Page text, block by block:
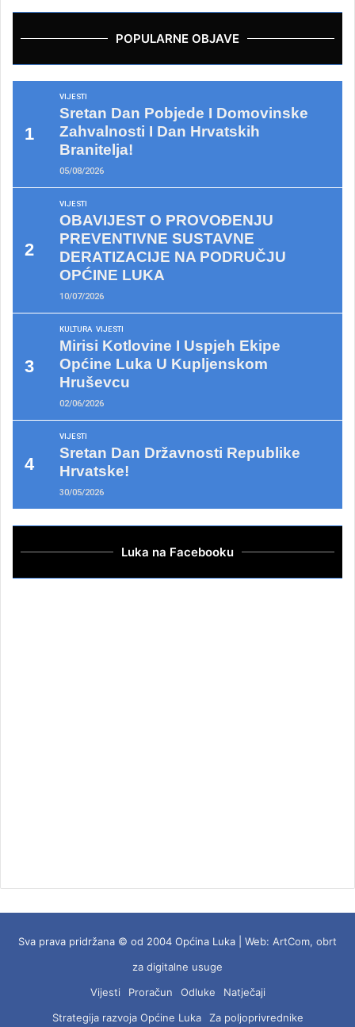
POPULARNE OBJAVE
VIJESTI
Sretan Dan Pobjede I Domovinske
Zahvalnosti I Dan Hrvatskih
Branitelja!
05/08/2026
VIJESTI
OBAVIJEST O PROVOĐENJU
PREVENTIVNE SUSTAVNE
DERATIZACIJE NA PODRUČJU
OPĆINE LUKA
10/07/2026
KULTURA VIJESTI
Mirisi Kotlovine I Uspjeh Ekipe
Općine Luka U Kupljenskom
Hruševcu
02/06/2026
VIJESTI
Sretan Dan Državnosti Republike
Hrvatske!
30/05/2026
Luka na Facebooku
Sva prava pridržana © od 2004 Općina Luka | Web: ArtCom, obrt
za digitalne usuge
Vijesti
Proračun Odluke
Natječaji
Strategija razvoja Općine Luka
Za poljoprivrednike